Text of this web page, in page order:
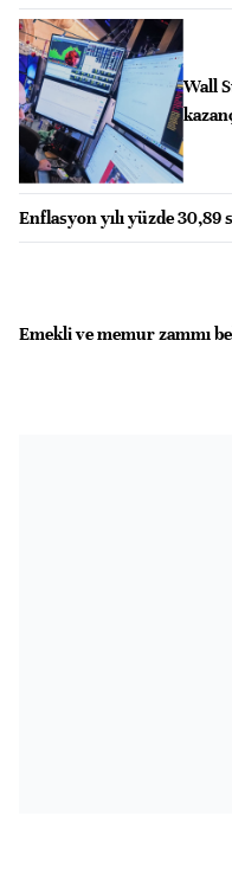
Wall
Enflasyon yılı yüzde 30,89
Emekli ve memur zammı